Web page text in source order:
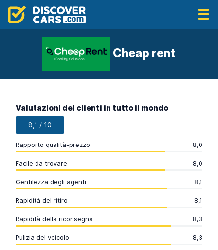
Cheap rent
Valutazioni dei clienti in tutto il mondo
8,1 / 10
Rapporto qualità-prezzo 8,0
Facile da trovare 8,0
Gentilezza degli agenti 8,1
Rapidità del ritiro 8,1
Rapidità della riconsegna 8,3
Pulizia del veicolo 8,3